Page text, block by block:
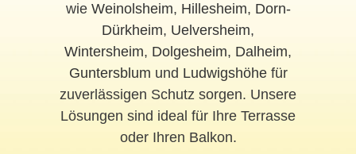
wie Weinolsheim, Hillesheim, Dorn-
Dürkheim, Uelversheim,
Wintersheim, Dolgesheim, Dalheim,
Guntersblum und Ludwigshöhefür
zuverlässigen Schutz sorgen. Unsere
Lösungen sind ideal für Ihre Terrasse
oder Ihren Balkon.